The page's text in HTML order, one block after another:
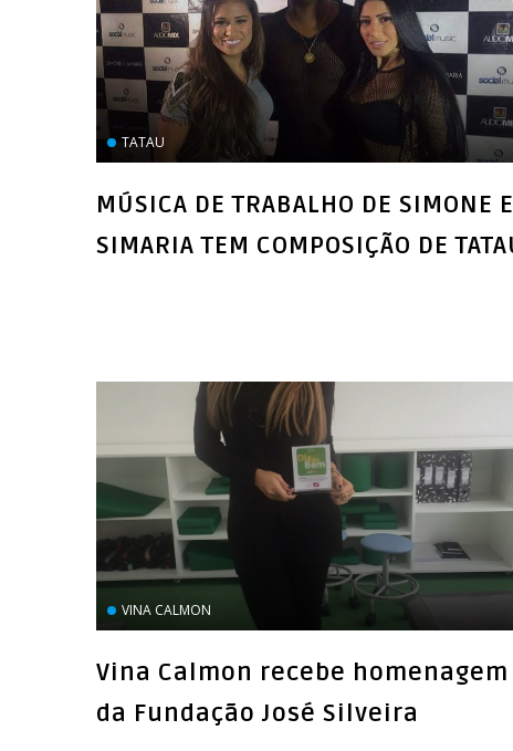
TATAU
MÚSICA DE TRABALHO DE SIMONE E
VINA CALMON
Vina Calmon recebe homenagem
da Fundação José Silveira